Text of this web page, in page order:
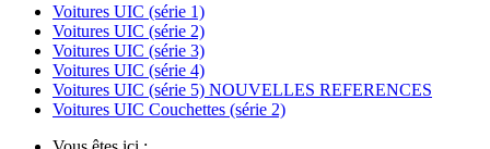
Voitures UIC (série 1)
Voitures UIC (série 2)
Voitures UIC (série 3)
Voitures UIC (série 4)
Voitures UIC (série 5) NOUVELLES REFERENCES
Voitures UIC Couchettes (série 2)